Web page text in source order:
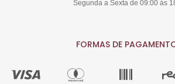
Segunda a Sexta de 09:00 ás
FORMAS DE